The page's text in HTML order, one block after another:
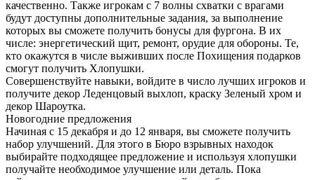
качественно. Также игрокам с 7 волны схватки с врагами
будут доступны дополнительные задания, за выполнение
которых вы сможете получить бонусы для фургона. В их
числе: энергетический щит, ремонт, орудие для обороны. Те,
кто окажутся в числе выживших после Похищения подарков
смогут получить Хлопушки.
Совершенствуйте навыки, войдите в число лучших игроков и
получите декор Леденцовый выхлоп, краску Зеленый хром и
декор Шароутка.
Новогодние предложения
Начиная с 15 декабря и до 12 января, вы сможете получить
набор улучшений. Для этого в Бюро взрывных находок
выбирайте подходящее предложение и используя хлопушки
получайте необходимое улучшение или деталь. Пока